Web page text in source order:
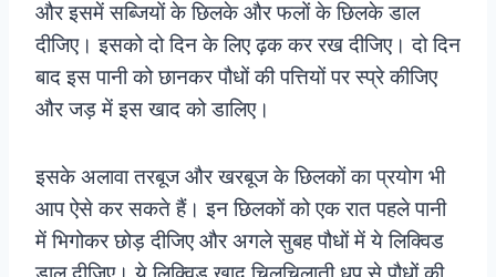
और इसमें सब्जियों के छिलके और फलों के छिलके डाल
दीजिए। इसको दो दिन के लिए ढ़क कर रख दीजिए। दो दिन
बाद इस पानी को छानकर पौधों की पत्तियों पर स्प्रे कीजिए
और जड़ में इस खाद को डालिए।
इसके अलावा तरबूज और खरबूज के छिलकों का प्रयोग भी
आप ऐसे कर सकते हैं। इन छिलकों को एक रात पहले पानी
में भिगोकर छोड़ दीजिए और अगले सुबह पौधों में ये लिक्विड